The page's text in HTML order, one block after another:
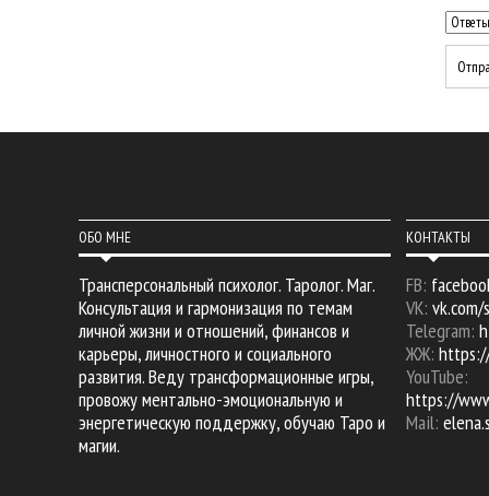
ОБО МНЕ
Трансперсональный психолог. Таролог. Маг.
Консультация и гармонизация по темам
личной жизни и отношений, финансов и
карьеры, личностного и социального
развития. Веду трансформационные игры,
провожу ментально-эмоциональную и
энергетическую поддержку, обучаю Таро и
магии.
КОНТАКТЫ
FB:
VK: vk.com/
Telegram:
ЖЖ:
YouTube:
https://
Mail: